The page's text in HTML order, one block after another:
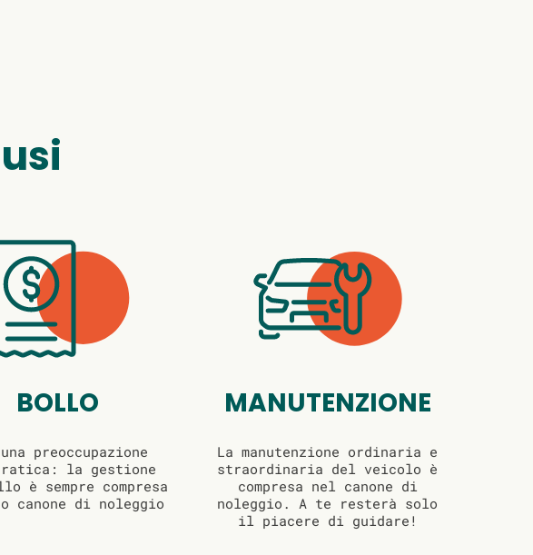
BOLLO
preoccupazione
la gestione
è sempre compresa
canone di noleggio
MANUTENZIONE
La manutenzione ordinaria e
straordinaria del veicolo è
compresa nel canone di
noleggio. A te resterà solo
il piacere di guidare!